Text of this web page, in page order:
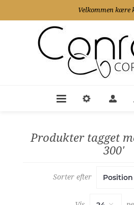
Velkommen kære
Produkter tagget
300'
Sorter efter